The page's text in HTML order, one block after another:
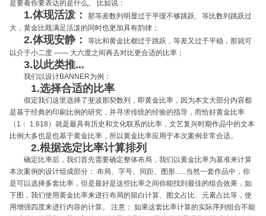
是要看你要表达的是什么。 比如说：
1.体现活泼：
那等差数列明显过于平缓不够跳跃、等比数列跳跃过
大，黄金比既满足活泼的同时也更加具有韵律；
2.体现安静：
等比和黄金比都过于跳跃，等差又过于平稳，那就可
以介于小二度 —— 大六度之间再去对比更合适的比率；
3.以此类推...
我们以设计BANNER为例：
1.选择合适的比率
假定我们这里选择了斐波那契数列，即黄金比率，因为本文大部分内容都
是基于经典的印刷比例的研究，并寻求传统的经验的指导，而恰好黄金比率
（1： 1.618）就是最具有历史和文化联系的比率，文艺复兴时期作品中的文本
比例大多也是也基于黄金比率，所以黄金比率应用于本次案例非常合适。
2.根据选定比率计算排列
确定比率后，我们首先需要确定整体布局，我们以黄金比率为基准来计算
本次案例的设计组成部分： 布局、字号、间距、图形......当然一套作品中，你
是可以选择多套比率，但是最好是这些比率之间你能找到最佳的组合效果，如
下图，我们使用黄金比率来进行布局的留白计算、图文占比、元素占比等，使
用增强四度来进行内容的计算。 注意： 如果这套比率计算的实际序列组合不能